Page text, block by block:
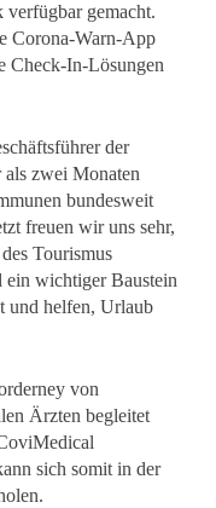
verfügbar gemacht.
Corona-Warn-App
Check-In-Lösungen
der
zwei Monaten
bundesweit
freuen wir uns sehr,
Tourismus
ein wichtiger Baustein
und helfen, Urlaub
von
Ärzten begleitet
sich somit in der